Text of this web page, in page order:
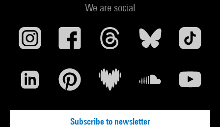
We are social
Subscribe to newsletter